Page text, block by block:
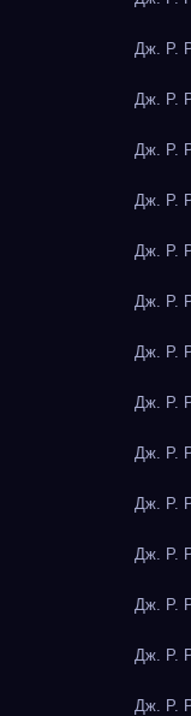
Дж. Р.
Дж. Р.
Дж. Р.
Дж. Р.
Дж. Р.
Дж. Р.
Дж. Р.
Дж. Р.
Дж. Р.
Дж. Р.
Дж. Р.
Дж. Р.
Дж. Р.
Дж. Р.